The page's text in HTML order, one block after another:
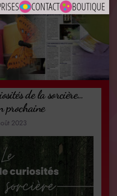
CONTACT BOUTIQUE
de la sorcière…
prochaine
2023